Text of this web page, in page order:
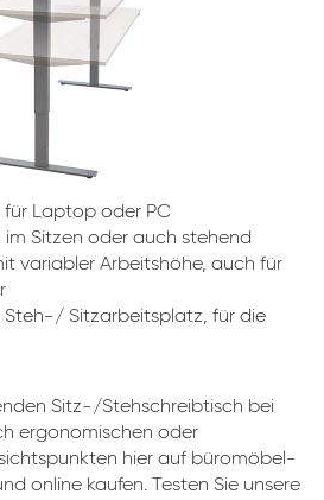
Laptop oder PC
Sitzen oder auch stehend
variabler Arbeitshöhe, auch für
Steh-/ Sitzarbeitsplatz, für die
Sitz-/Stehschreibtisch bei
ergonomischen oder
hier auf büromöbel-
online kaufen. Testen Sie unsere